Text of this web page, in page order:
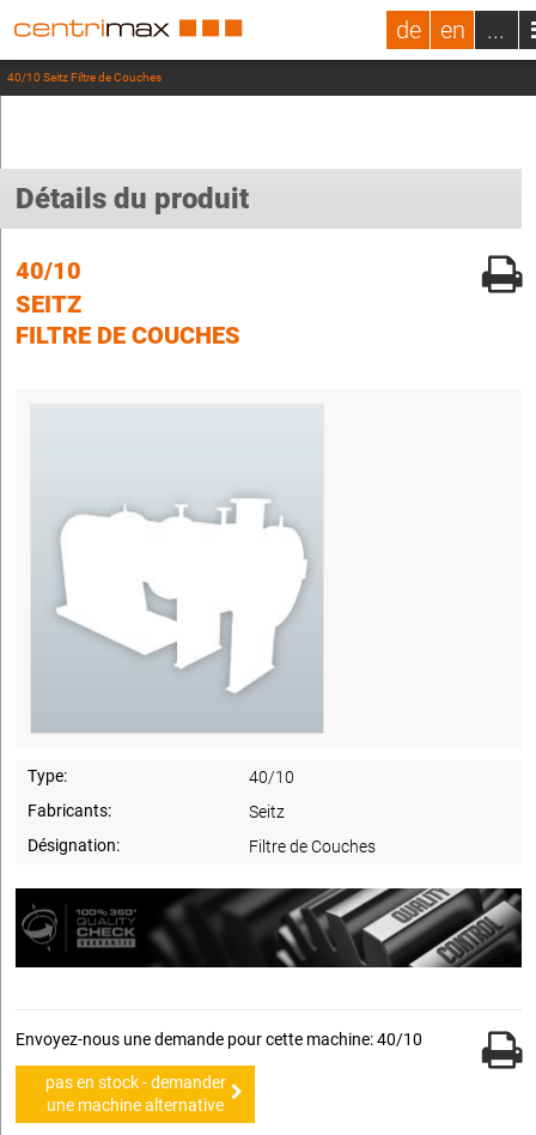
de en ...
40/10 Seitz Filtre de Couches
Détails du produit
40/10
SEITZ
FILTRE DE COUCHES
Type:
40/10
Fabricants:
Seitz
Désignation:
Filtre de Couches
Envoyez-nous une demande pour cette machine: 40/10
pas en stock - demander
une machine alternative